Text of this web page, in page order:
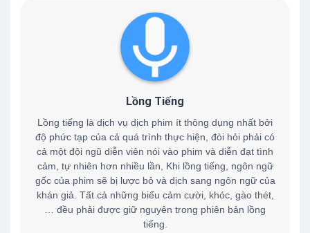
Lồng Tiếng
Lồng tiếng là dịch vụ dịch phim ít thông dụng nhất bởi
độ phức tạp của cả quá trình thực hiện, đòi hỏi phải có
cả một đội ngũ diễn viên nói vào phim và diễn đạt tình
cảm, tự nhiên hơn nhiều lần, Khi lồng tiếng, ngôn ngữ
gốc của phim sẽ bị lược bỏ và dịch sang ngôn ngữ của
khán giả. Tất cả những biểu cảm cười, khóc, gào thét,
… đều phải được giữ nguyên trong phiên bản lồng
tiếng.